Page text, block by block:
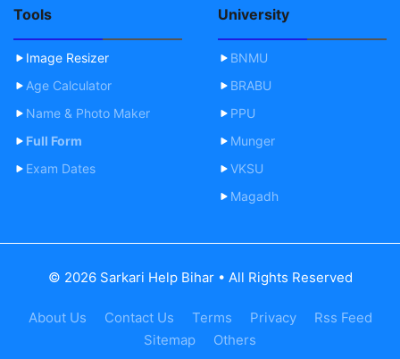
Tools
Image Resizer
Age Calculator
Name & Photo Maker
Full Form
Exam Dates
University
BNMU
BRABU
PPU
Munger
VKSU
Magadh
© 2026 Sarkari Help Bihar • All Rights Reserved
About Us Contact Us Terms Privacy
Rss Feed
Sitemap
Others